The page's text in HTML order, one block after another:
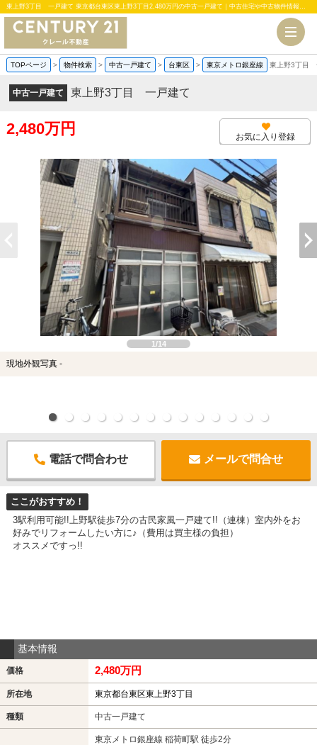
東上野3丁目 一戸建て 東京都台東区東上野3丁目2,480万円の中古一戸建て｜中古住宅や中古物件情報｜センチュリー21クレール不動産
TOPページ > 物件検索 > 中古一戸建て > 台東区 > 東京メトロ銀座線 東上野3丁目
中古一戸建て 東上野3丁目 一戸建て
2,480万円 お気に入り登録
1/14
現地外観写真 -
電話で問合わせ メールで問合せ
ここがおすすめ！
3駅利用可能!!上野駅徒歩7分の古民家風一戸建て!!（連棟）室内外をお
好みでリフォームしたい方に♪（費用は買主様の負担）
オススメですっ!!
基本情報
価格 2,480万円
所在地 東京都台東区東上野3丁目
種類 中古一戸建て
東京メトロ銀座線 稲荷町駅 徒歩2分